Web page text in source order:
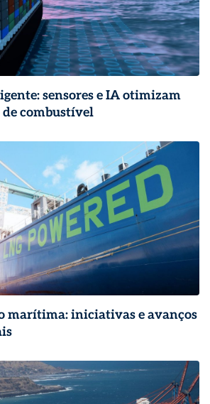
IA otimizam
de combustível
marítima: iniciativas e avanços